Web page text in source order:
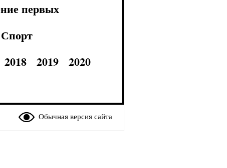
первых
Спорт
2018 2019
2020
Обычная версия сайта